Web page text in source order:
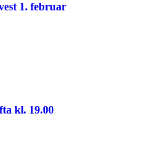
1. februar
kl. 19.00